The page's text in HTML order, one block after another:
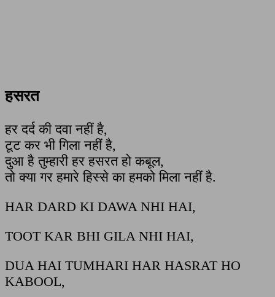
हसरत
हर दर्द की दवा नहीं है,
टूट कर भी गिला नहीं है,
दुआ है तुम्हारी हर हसरत हो कबूल,
तो क्या गर हमारे हिस्से का हमको मिला नहीं है.
HAR DARD KI DAWA NHI HAI,
TOOT KAR BHI GILA NHI HAI,
DUA HAI TUMHARI HAR HASRAT HO
KABOOL,